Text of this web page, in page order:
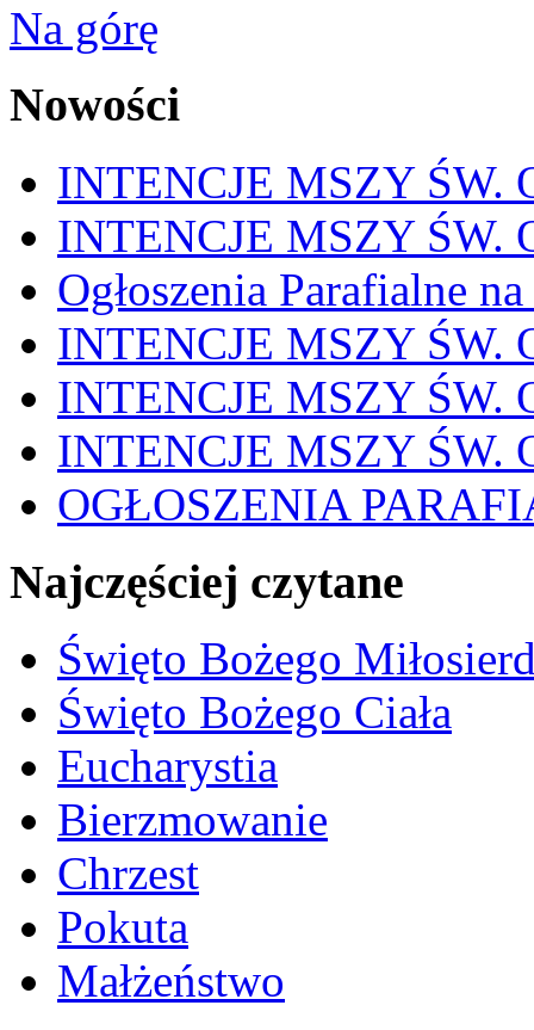
Na górę
Nowości
INTENCJE MSZY ŚW.
INTENCJE MSZY ŚW.
Ogłoszenia Parafialne
INTENCJE MSZY ŚW.
INTENCJE MSZY ŚW.
INTENCJE MSZY ŚW.
OGŁOSZENIA
Najczęściej czytane
Święto Bożego
Święto Bożego Ciała
Eucharystia
Bierzmowanie
Chrzest
Pokuta
Małżeństwo